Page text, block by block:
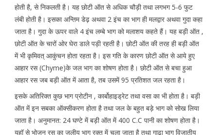
होती है, से निकलती है। यह छोटी ऑत से अधिक चौड़ी तथा लगभग 5-6 फुट
लंबी होती है। इसका अन्तिम डेढ़ अथवा 2 इंच का भाग ही मलद्वार अथवा गुदा कहा
जाता है। गुदा के ऊपर वाले 4 इंच लम्बे भाग को मलाशय कहते हैं। यह बड़ी ऑत ,
छोटी ऑत के चारों ओर घेरा डाले पड़ी रहती है। छोटी ऑत की तरह ही बड़ी ऑत
में भी कृमिवत् आकुंचन होता रहता है। इस गति के कारण छोटी ऑत से आये हुए
आहार रस (Chyme)के जल भाग का शोषण होता है। छोटी ऑत से बचा हुआ
आहार रस जब बड़ी ऑत में आता है, तब उसमें 95 प्रतिशत जल रहता है।
इसके अतिरिक्त कुछ भाग प्रोटीन , कार्बोहाइड्रेट तथा वसा का भी होता है। बड़ी
ऑत में इन सबका ऑक्सीकरण होता है तथा जल के बहुत बड़े भाग को सोख लिया
जाता है। अनुमानत: 24 घण्टे में बड़ी ऑत में 400 C.C पानी का शोषण होता है।
यहॉ से भोजन रस का जलीय भाग रक्त में चला जाता है तथा गाढ़ा भाग विजातीय